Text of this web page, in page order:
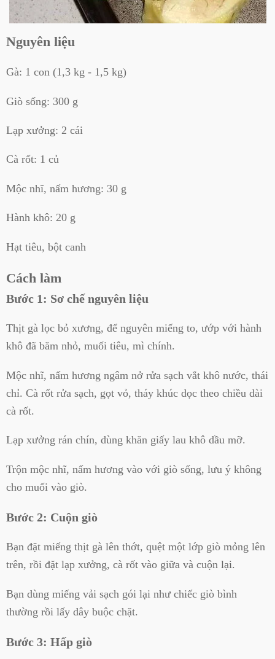
Nguyên liệu
Gà: 1 con (1,3 kg - 1,5 kg)
Giò sống: 300 g
Lạp xưởng: 2 cái
Cà rốt: 1 củ
Mộc nhĩ, nấm hương: 30 g
Hành khô: 20 g
Hạt tiêu, bột canh
Cách làm
Bước 1: Sơ chế nguyên liệu
Thịt gà lọc bỏ xương, để nguyên miếng to, ướp với hành
khô đã băm nhỏ, muối tiêu, mì chính.
Mộc nhĩ, nấm hương ngâm nở rửa sạch vắt khô nước, thái
chỉ. Cà rốt rửa sạch, gọt vỏ, tháy khúc dọc theo chiều dài
cà rốt.
Lạp xưởng rán chín, dùng khăn giấy lau khô dầu mỡ.
Trộn mộc nhĩ, nấm hương vào với giò sống, lưu ý không
cho muối vào giò.
Bước 2: Cuộn giò
Bạn đặt miếng thịt gà lên thớt, quệt một lớp giò mỏng lên
trên, rồi đặt lạp xưởng, cà rốt vào giữa và cuộn lại.
Bạn dùng miếng vải sạch gói lại như chiếc giò bình
thường rồi lấy dây buộc chặt.
Bước 3: Hấp giò